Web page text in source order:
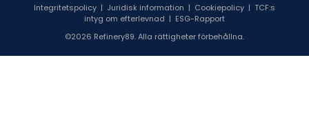
Integritetspolicy | Juridisk information | Cookiepolicy | TCF:s
intyg om efterlevnad | ESG-Rapport
©2026 Refinery89. Alla rättigheter förbehållna.